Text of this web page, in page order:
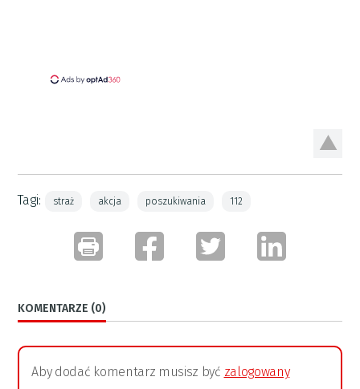
Tagi: straż akcja poszukiwania 112
KOMENTARZE (0)
Aby dodać komentarz musisz być zalogowany